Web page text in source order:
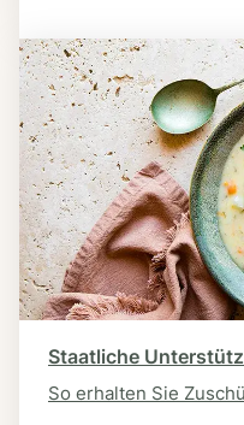
Staatliche
So erhalten Sie